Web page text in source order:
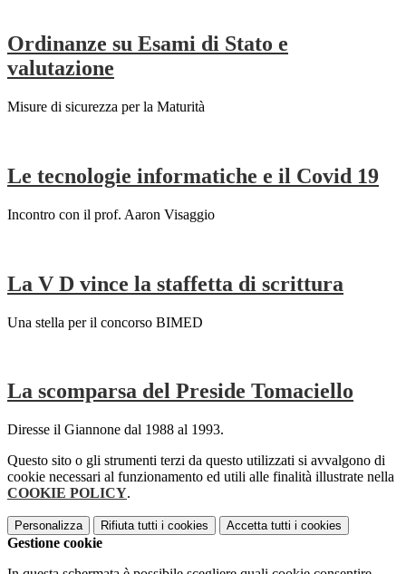
Ordinanze su Esami di Stato e
valutazione
Misure di sicurezza per la Maturità
Le tecnologie informatiche e il Covid 19
Incontro con il prof. Aaron Visaggio
La V D vince la staffetta di scrittura
Una stella per il concorso BIMED
La scomparsa del Preside Tomaciello
Diresse il Giannone dal 1988 al 1993.
Questo sito o gli strumenti terzi da questo utilizzati si avvalgono di
cookie necessari al funzionamento ed utili alle finalità illustrate nella
COOKIE POLICY.
Personalizza Rifiuta tutti i cookies Accetta tutti i cookies
Gestione cookie